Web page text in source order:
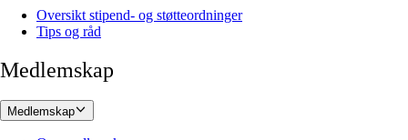
Oversikt stipend- og støtteordninger
Tips og råd
Medlemskap
Medlemskap